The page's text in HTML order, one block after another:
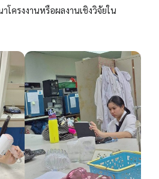
ครงงานหรือผลงานเชิงวิจัยใน